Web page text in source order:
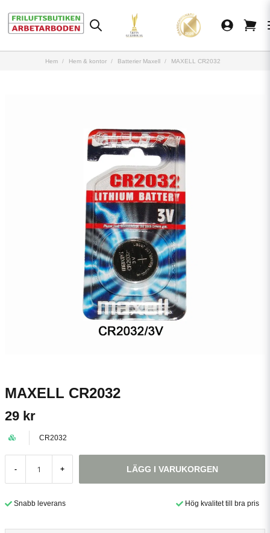
Hem Hem & kontor Batterier Maxell MAXELL CR2032
MAXELL CR2032
29 kr
CR2032
- + LÄGG I VARUKORGEN
Snabb leverans Hög kvalitet till bra pris